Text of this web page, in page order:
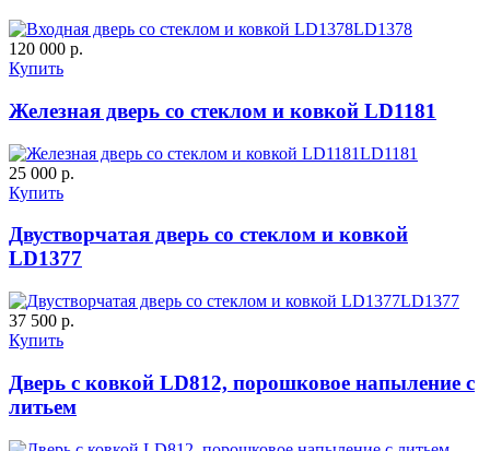
C59
LD1378
120 000 р.
Купить
Железная дверь со стеклом и ковкой LD1181
LD1181
25 000 р.
Купить
Двустворчатая дверь со стеклом и ковкой
LD1377
LD1377
37 500 р.
Купить
Дверь с ковкой LD812, порошковое напыление с
литьем